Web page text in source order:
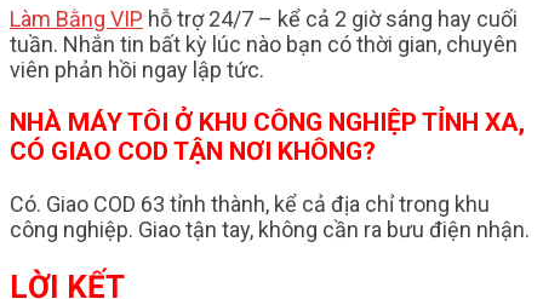
Làm Bằng VIP hỗ trợ 24/7 – kể cả 2 giờ sáng hay cuối
tuần. Nhắn tin bất kỳ lúc nào bạn có thời gian, chuyên
viên phản hồi ngay lập tức.
NHÀ MÁY TÔI Ở KHU CÔNG NGHIỆP TỈNH XA,
CÓ GIAO COD TẬN NƠI KHÔNG?
Có. Giao COD 63 tỉnh thành, kể cả địa chỉ trong khu
công nghiệp. Giao tận tay, không cần ra bưu điện nhận.
LỜI KẾT